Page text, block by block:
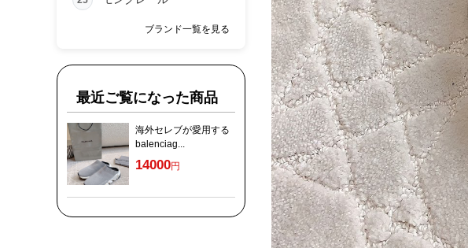
ブランド一覧を見る
最近ご覧になった商品
海外セレブが愛用する
balenciag...
14000円